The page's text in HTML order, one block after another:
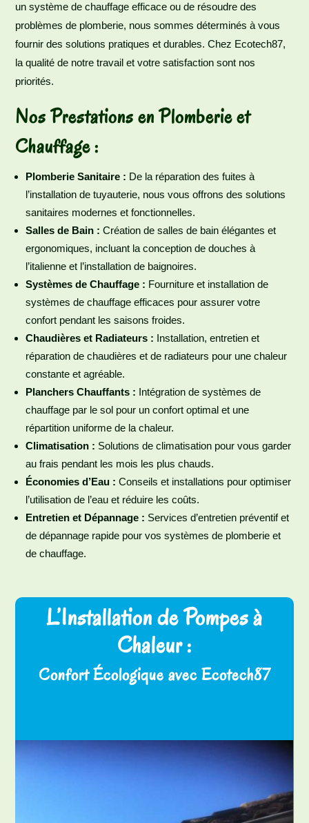
un système de chauffage efficace ou de résoudre des
problèmes de plomberie, nous sommes déterminés à vous
fournir des solutions pratiques et durables. Chez Ecotech87,
la qualité de notre travail et votre satisfaction sont nos
priorités.
Nos Prestations en Plomberie et
Chauffage :
Plomberie Sanitaire : De la réparation des fuites à
l’installation de tuyauterie, nous vous offrons des solutions
sanitaires modernes et fonctionnelles.
Salles de Bain : Création de salles de bain élégantes et
ergonomiques, incluant la conception de douches à
l’italienne et l’installation de baignoires.
Systèmes de Chauffage : Fourniture et installation de
systèmes de chauffage efficaces pour assurer votre
confort pendant les saisons froides.
Chaudières et Radiateurs : Installation, entretien et
réparation de chaudières et de radiateurs pour une chaleur
constante et agréable.
Planchers Chauffants : Intégration de systèmes de
chauffage par le sol pour un confort optimal et une
répartition uniforme de la chaleur.
Climatisation : Solutions de climatisation pour vous garder
au frais pendant les mois les plus chauds.
Économies d’Eau : Conseils et installations pour optimiser
l’utilisation de l’eau et réduire les coûts.
Entretien et Dépannage : Services d’entretien préventif et
de dépannage rapide pour vos systèmes de plomberie et
de chauffage.
L’Installation de Pompes à
Chaleur :
Confort Écologique avec Ecotech87